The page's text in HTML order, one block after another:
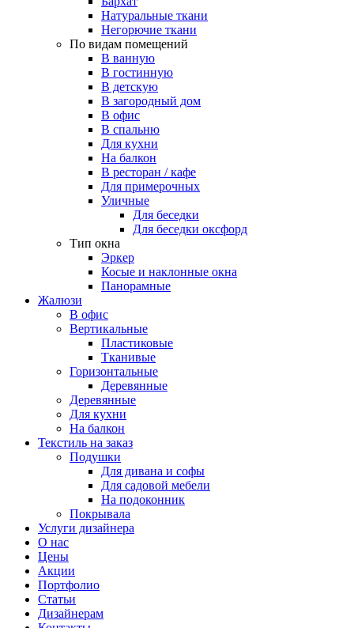
Натуральные ткани
Негорючие ткани
По видам помещений
В ванную
В гостинную
В детскую
В загородный дом
В офис
В спальню
Для кухни
На балкон
В ресторан / кафе
Для примерочных
Уличные
Для беседки
Для беседки оксфорд
Тип окна
Эркер
Косые и наклонные окна
Панорамные
Жалюзи
В офис
Вертикальные
Пластиковые
Тканивые
Горизонтальные
Деревянные
Деревянные
Для кухни
На балкон
Текстиль на заказ
Подушки
Для дивана и софы
Для садовой мебели
На подоконник
Покрывала
Услуги дизайнера
О нас
Цены
Акции
Портфолио
Статьи
Дизайнерам